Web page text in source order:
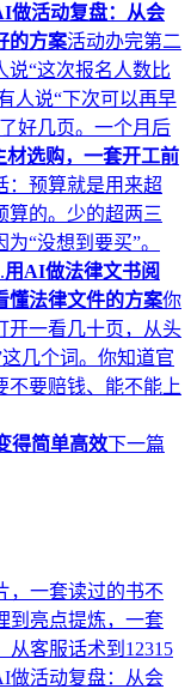
做活动复盘：从会
的方案活动办完第二
说“这次报名人数比
人说“下次可以再早
好几页。一个月后
选购，一套开工前
：预算就是用来超
算的。少的超两三
“没想到要买”。
用AI做法律文书阅
懂法律文件的方案你
开一看几十页，从头
几个词。你知道官
不要赔钱、能不能上
得简单高效下一篇
，一套读过的书不
到亮点提炼，一套
从客服话术到12315
做活动复盘：从会